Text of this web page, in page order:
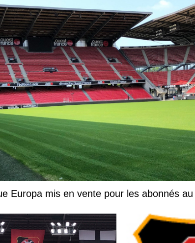
Europa mis en vente pour les abonnés